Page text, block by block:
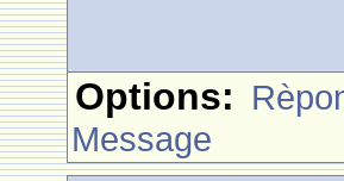
Options:
Message